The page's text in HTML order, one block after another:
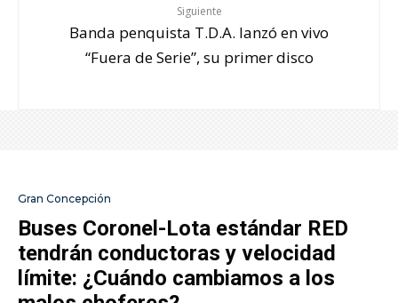
Siguiente
Banda penquista T.D.A. lanzó en vivo
“Fuera de Serie”, su primer disco
Gran Concepción
Buses Coronel-Lota estándar RED
tendrán conductoras y velocidad
límite: ¿Cuándo cambiamos a los